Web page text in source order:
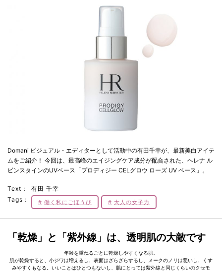
Domani ビジュアル・エディターとして活動中の有田千幸が、最新美白アイテ
ムをご紹介！ 今回は、最高峰のエイジングケア成分が配合された、ヘレナ ル
ビンスタインのUVベース「プロディジー CELグロウ ローズ UV ベース」。
Text：
有田 千幸
Tags：
働く私にごほうび 大人の女子力
「乾燥」と「紫外線」は、透明肌の大敵です
年齢を重ねるごとに乾燥しやすくなる肌。
肌が乾燥すると、小ジワは増えるし、表面はざらざらするし、メークのノリは悪いし、くす
みやすくもなる。いいことはひとつもないし、肌にとっては紫外線と同じくらいのクセモ